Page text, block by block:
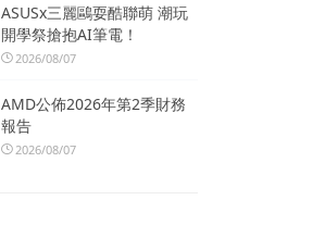
ASUSx三麗鷗耍酷聯萌 潮玩
開學祭搶抱AI筆電！
2026/08/07
AMD公佈2026年第2季財務
報告
2026/08/07